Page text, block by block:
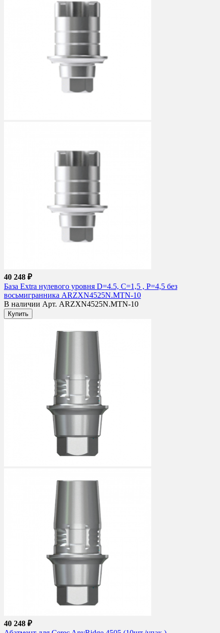
40 248 ₽
База Extra нулевого уровня D=4.5, С=1,5 , Р=4,5 без
восьмигранника ARZXN4525N.MTN-10
В наличии Арт. ARZXN4525N.MTN-10
Купить
40 248 ₽